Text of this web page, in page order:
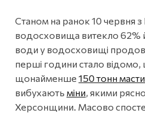
Станом на ранок 10 червня
водосховища витекло 62%
води у водосховищі
перші години стало
щонайменше 150 тонн
вибухають міни, якими
Херсонщини. Масово